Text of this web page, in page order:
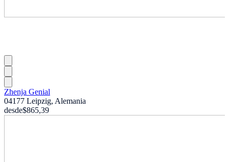
Zhenja Genial
04177 Leipzig, Alemania
desde$865,39